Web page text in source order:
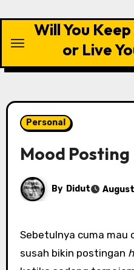
content
Will You
or Live
Personal
Mood Posting
By Didut
Sebetulnya cuma mau curhat kalau sedang
susah bikin postingan